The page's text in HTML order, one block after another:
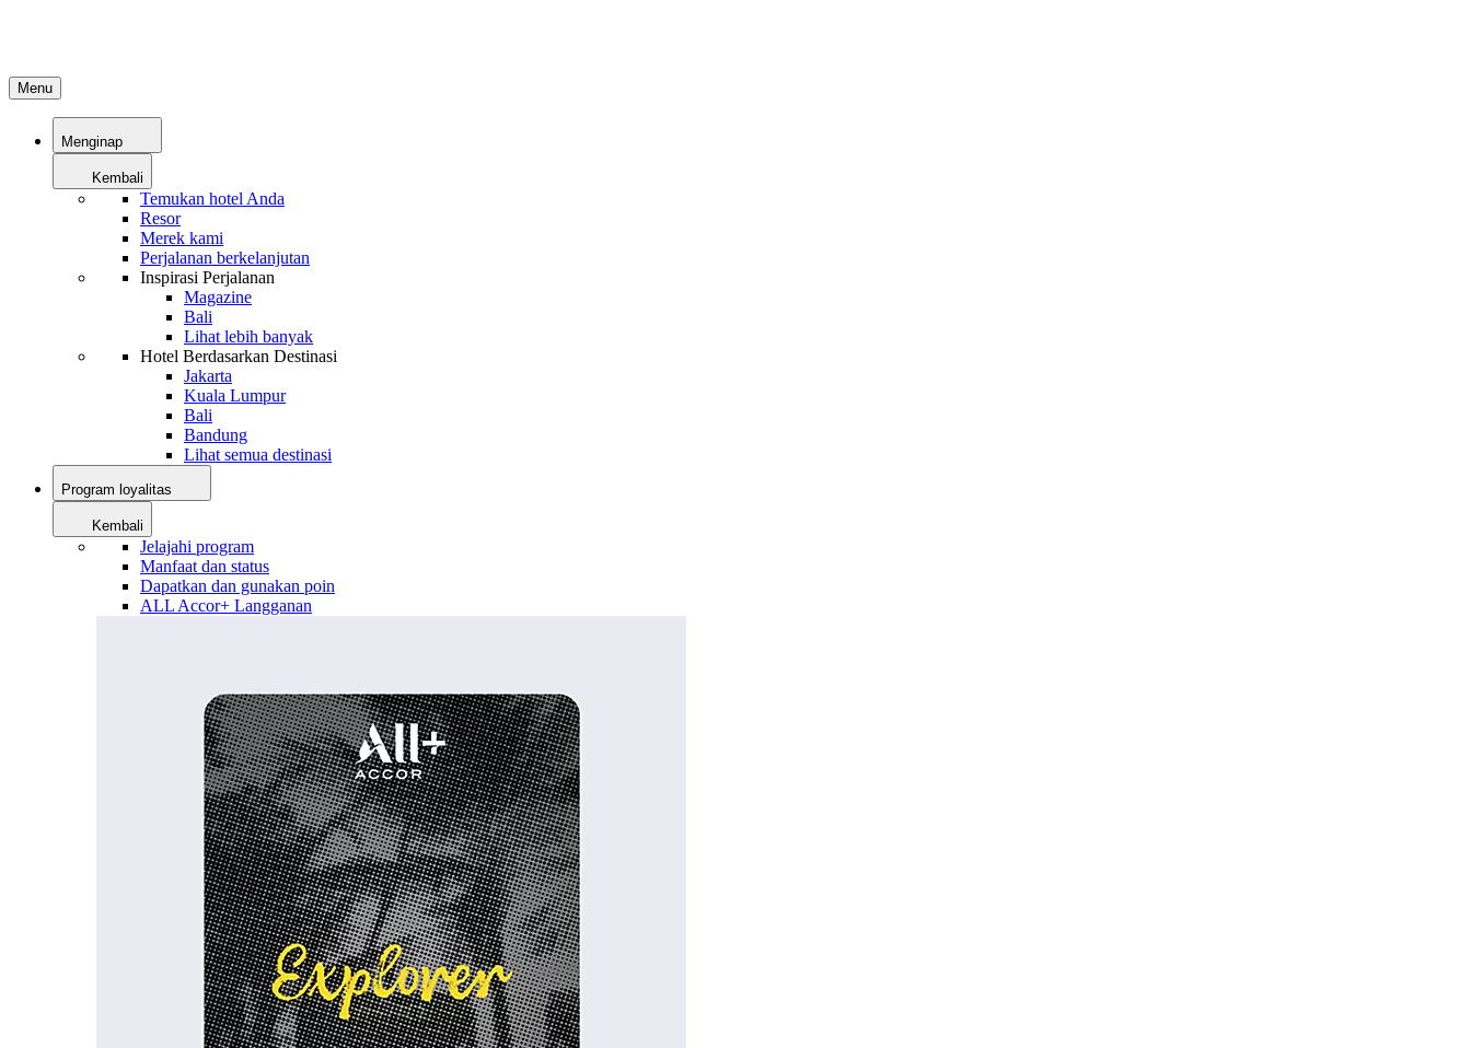
Menu
Menginap
Kembali
Temukan hotel Anda
Resor
Merek kami
Perjalanan berkelanjutan
Inspirasi Perjalanan
Magazine
Bali
Lihat lebih banyak
Hotel Berdasarkan Destinasi
Jakarta
Kuala Lumpur
Bali
Bandung
Lihat semua destinasi
Program loyalitas
Kembali
Jelajahi program
Manfaat dan status
Dapatkan dan gunakan poin
ALL Accor+ Langganan